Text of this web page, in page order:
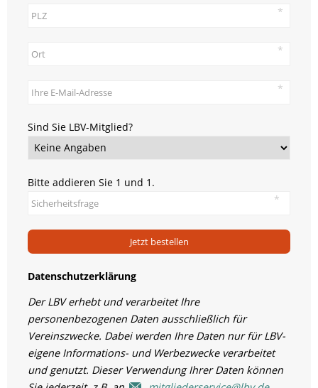
Sind Sie LBV-Mitglied?
Bitte addieren Sie 1 und 1.
Jetzt bestellen
Datenschutzerklärung
Der LBV erhebt und verarbeitet Ihre
personenbezogenen Daten ausschließlich für
Vereinszwecke. Dabei werden Ihre Daten nur für LBV-
eigene Informations- und Werbezwecke verarbeitet
und genutzt. Dieser Verwendung Ihrer Daten können